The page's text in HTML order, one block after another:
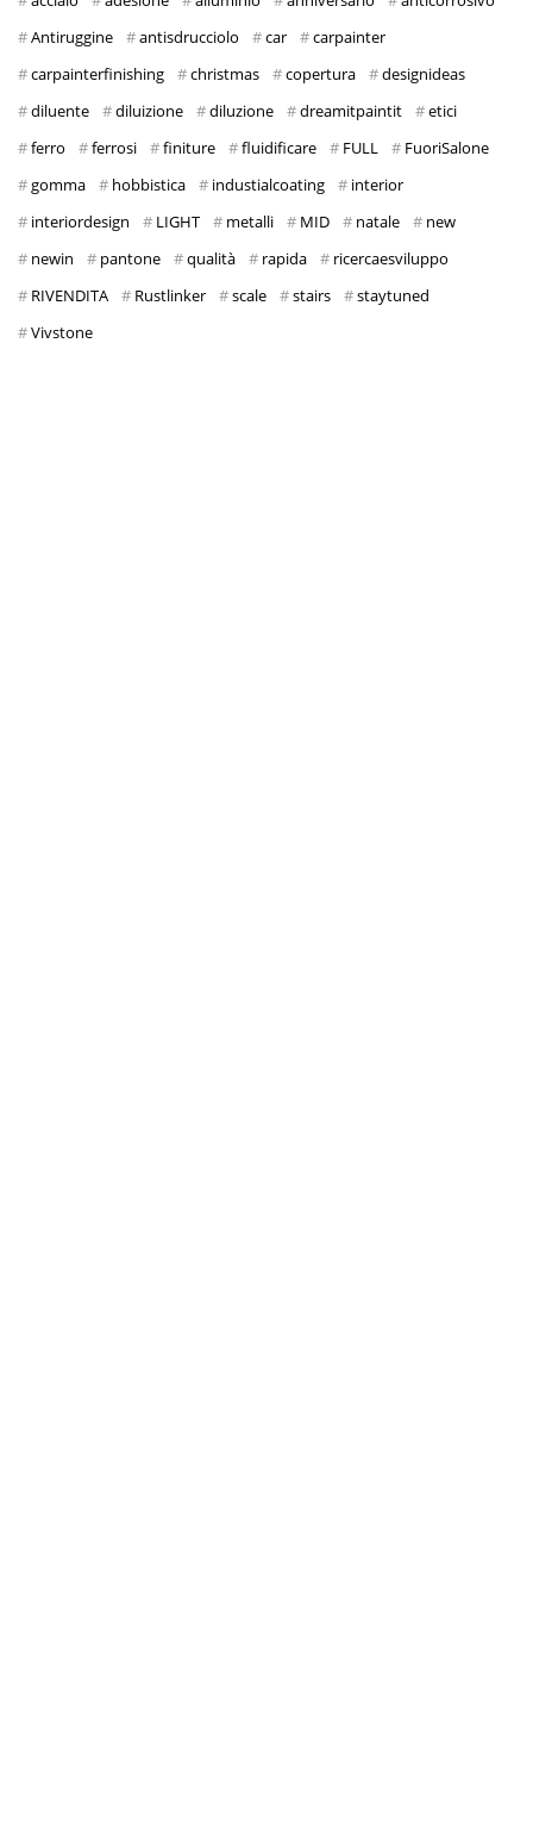
Antiruggine
antisdrucciolo car
carpainter
carpainterfinishing
christmas copertura
designideas
diluente
diluizione diluzione dreamitpaintit
etici
ferro
ferrosi finiture fluidificare FULL
FuoriSalone
gomma
hobbistica industialcoating
interior
interiordesign
LIGHT metalli MID natale
new
newin
pantone qualità rapida
ricercaesviluppo
RIVENDITA
Rustlinker scale stairs
staytuned
Vivstone